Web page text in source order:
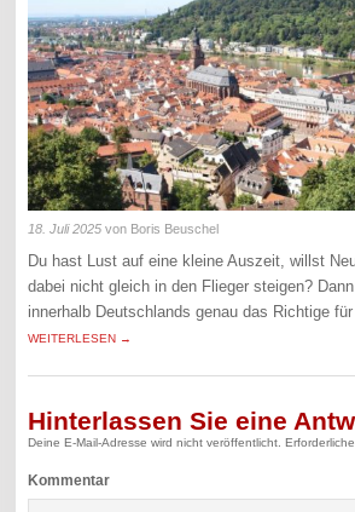
18. Juli 2025 von Boris Beuschel
Du hast Lust auf eine kleine Auszeit, willst
dabei nicht gleich in den Flieger steigen?
innerhalb Deutschlands genau das Richtige
WEITERLESEN →
Hinterlassen Sie eine
Deine E-Mail-Adresse wird nicht veröffentlicht.
Kommentar